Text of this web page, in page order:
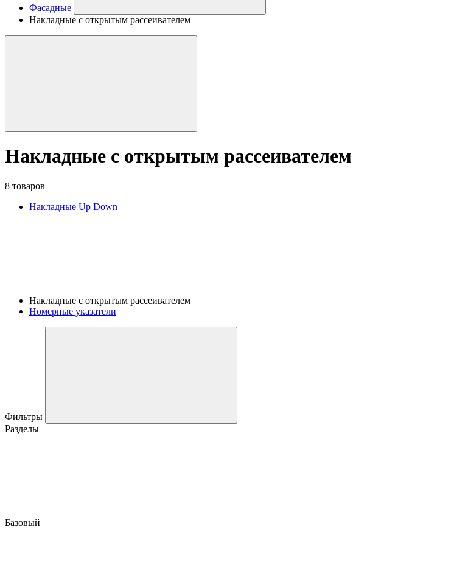
Фасадные
Накладные с открытым рассеивателем
Накладные с открытым рассеивателем
8 товаров
Накладные Up Down
Накладные с открытым рассеивателем
Номерные указатели
Фильтры
Разделы
Базовый